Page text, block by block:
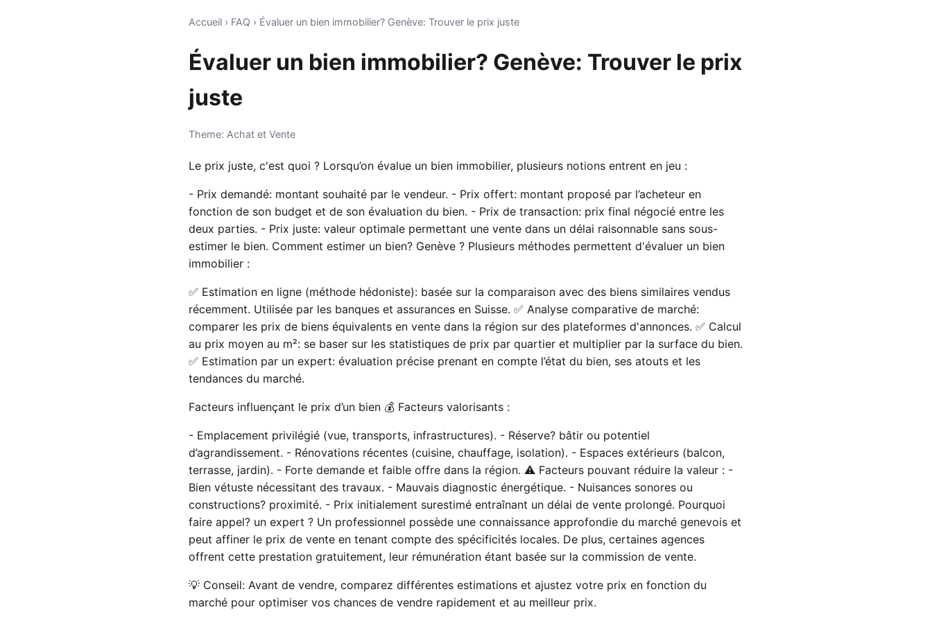
Accueil › FAQ › Évaluer un bien immobilier? Genève: Trouver le prix juste
Évaluer un bien immobilier? Genève: Trouver le prix
juste
Theme: Achat et Vente
Le prix juste, c'est quoi ? Lorsqu’on évalue un bien immobilier, plusieurs notions entrent en jeu :
- Prix demandé: montant souhaité par le vendeur. - Prix offert: montant proposé par l’acheteur en
fonction de son budget et de son évaluation du bien. - Prix de transaction: prix final négocié entre les
deux parties. - Prix juste: valeur optimale permettant une vente dans un délai raisonnable sans sous-
estimer le bien. Comment estimer un bien? Genève ? Plusieurs méthodes permettent d'évaluer un bien
immobilier :
✅ Estimation en ligne (méthode hédoniste): basée sur la comparaison avec des biens similaires vendus
récemment. Utilisée par les banques et assurances en Suisse. ✅ Analyse comparative de marché:
comparer les prix de biens équivalents en vente dans la région sur des plateformes d'annonces. ✅ Calcul
au prix moyen au m²: se baser sur les statistiques de prix par quartier et multiplier par la surface du bien.
✅ Estimation par un expert: évaluation précise prenant en compte l’état du bien, ses atouts et les
tendances du marché.
Facteurs influençant le prix d’un bien 💰 Facteurs valorisants :
- Emplacement privilégié (vue, transports, infrastructures). - Réserve? bâtir ou potentiel
d’agrandissement. - Rénovations récentes (cuisine, chauffage, isolation). - Espaces extérieurs (balcon,
terrasse, jardin). - Forte demande et faible offre dans la région. ⚠️ Facteurs pouvant réduire la valeur : -
Bien vétuste nécessitant des travaux. - Mauvais diagnostic énergétique. - Nuisances sonores ou
constructions? proximité. - Prix initialement surestimé entraînant un délai de vente prolongé. Pourquoi
faire appel? un expert ? Un professionnel possède une connaissance approfondie du marché genevois et
peut affiner le prix de vente en tenant compte des spécificités locales. De plus, certaines agences
offrent cette prestation gratuitement, leur rémunération étant basée sur la commission de vente.
💡 Conseil: Avant de vendre, comparez différentes estimations et ajustez votre prix en fonction du
marché pour optimiser vos chances de vendre rapidement et au meilleur prix.